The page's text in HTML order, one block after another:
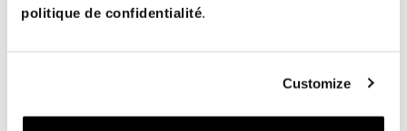
politique de confidentialité.
Customize